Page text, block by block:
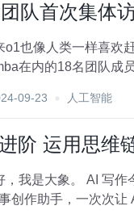
队首次集体
o1也像人类一样喜欢
在内的18名团队成
09-23 人工智能
阶 运用思维
初的 AI 自动摘要生成工具到年中的 AI 情感分析引擎，再到现在备受推